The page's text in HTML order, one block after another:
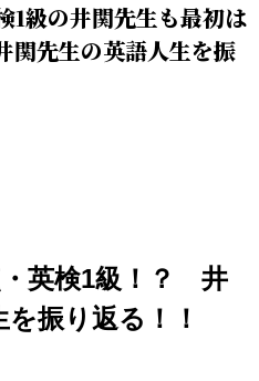
1級の井関先生も最初は
関先生の英語人生を振
・英検1級！？ 井
振り返る！！